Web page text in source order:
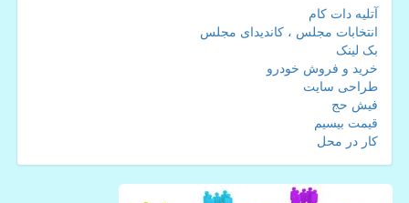
آتلیه دات کام
انتخابات مجلس ، کاندیدای مجلس
بک لینک
خرید و فروش خودرو
طراحی سایت
فیش حج
قیمت بیسیم
کار در محل